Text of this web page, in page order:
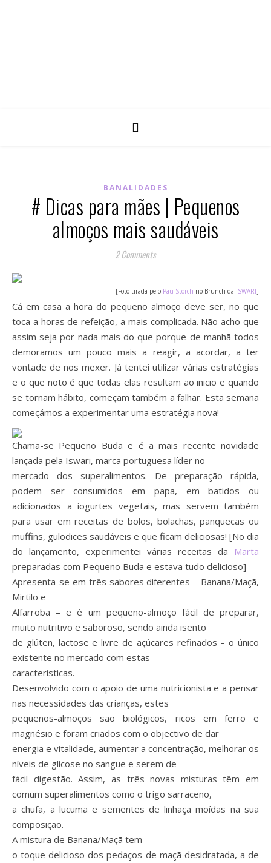
BANALIDADES
# Dicas para mães | Pequenos
almoços mais saudáveis
2 Comments
[Foto tirada pelo Pau Storch no Brunch da ISWARI]
Cá em casa a hora do pequeno almoço deve ser, no que
toca a horas de refeição, a mais complicada. Não acho que
assim seja por nada mais do que porque de manhã todos
demoramos um pouco mais a reagir, a acordar, a ter
vontade de nos mexer. Já tentei utilizar várias estratégias
e o que noto é que todas elas resultam ao inicio e quando
se tornam hábito, começam também a falhar. Esta semana
começámos a experimentar uma estratégia nova!
Chama-se Pequeno Buda e é a mais recente novidade
lançada pela Iswari, marca portuguesa líder no
mercado dos superalimentos. De preparação rápida,
podem ser consumidos em papa, em batidos ou
adicionados a iogurtes vegetais, mas servem também
para usar em receitas de bolos, bolachas, panquecas ou
muffins, gulodices saudáveis e que ficam deliciosas! [No dia
do lançamento, experimentei várias receitas da Marta
preparadas com Pequeno Buda e estava tudo delicioso]
Apresenta-se em três sabores diferentes – Banana/Maçã,
Mirtilo e
Alfarroba – e é um pequeno-almoço fácil de preparar,
muito nutritivo e saboroso, sendo ainda isento
de glúten, lactose e livre de açúcares refinados – o único
existente no mercado com estas
características.
Desenvolvido com o apoio de uma nutricionista e a pensar
nas necessidades das crianças, estes
pequenos-almoços são biológicos, ricos em ferro e
magnésio e foram criados com o objectivo de dar
energia e vitalidade, aumentar a concentração, melhorar os
níveis de glicose no sangue e serem de
fácil digestão. Assim, as três novas misturas têm em
comum superalimentos como o trigo sarraceno,
a chufa, a lucuma e sementes de linhaça moídas na sua
composição.
A mistura de Banana/Maçã tem
o toque delicioso dos pedaços de maçã desidratada, a de